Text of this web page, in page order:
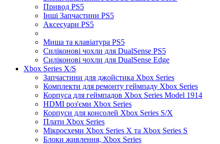
Привод PS5
Інші Запчастини PS5
Аксесуари PS5
Миша та клавіатура PS5
Силіконові чохли для DualSense PS5
Силіконові чохли для DualSense Edge
Xbox Series X/S
Запчастини для джойстика Xbox Series
Комплекти для ремонту геймпаду Xbox Series
Корпуса для геймпадов Xbox Series Model 1914
HDMI роз'єми Xbox Series
Корпуси для консолей Xbox Series S/X
Плати Xbox Series
Мікросхеми Xbox Series X та Xbox Series S
Блоки живлення, Xbox Series